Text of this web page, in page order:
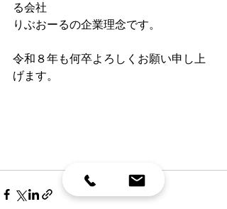
る会社
りぶおーるの企業理念です。
令和８年も何卒よろしくお願い申し上
げます。